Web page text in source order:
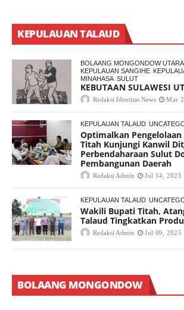
KEPULAUAN TALAUD
BOLAANG MONGONDOW UTARA
KEPULAUAN SANGIHE
MINAHASA SULUT
KEBUTAAN SULAWESI
Redaksi Identitas News Mar
KEPULAUAN TALAUD
Optimalkan
Titah Kunjungi Kanwil
Perbendaharaan Sulut
Pembangunan Daerah
Redaksi Admin Jul 14, 2025
KEPULAUAN TALAUD
Wakili Bupati Titah,
Talaud Tingkatkan
Redaksi Admin Jul 09, 2025
BOLAANG MONGONDOW